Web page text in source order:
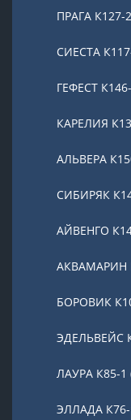
ПРАГА
СИЕСТА
ГЕФЕСТ
КАРЕЛИЯ
АЛЬВЕРА
СИБИРЯК
АЙВЕНГО
АКВАМАРИН
БОРОВИК
ЭДЕЛЬВЕЙС
ЛАУРА К85-
ЭЛЛАДА